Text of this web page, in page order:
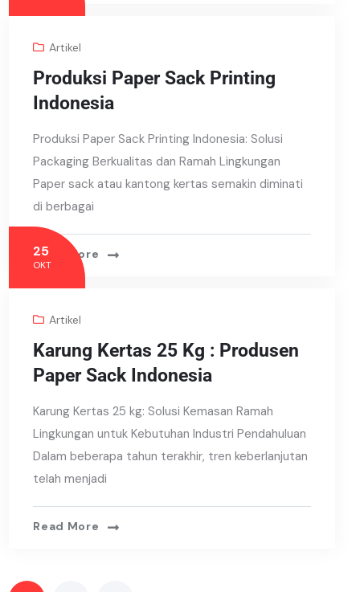
Artikel
Produksi Paper Sack Printing
Indonesia
Produksi Paper Sack Printing Indonesia: Solusi
Packaging Berkualitas dan Ramah Lingkungan
Paper sack atau kantong kertas semakin diminati
di berbagai
Read More
25
OKT
Artikel
Karung Kertas 25 Kg : Produsen
Paper Sack Indonesia
Karung Kertas 25 kg: Solusi Kemasan Ramah
Lingkungan untuk Kebutuhan Industri Pendahuluan
Dalam beberapa tahun terakhir, tren keberlanjutan
telah menjadi
Read More